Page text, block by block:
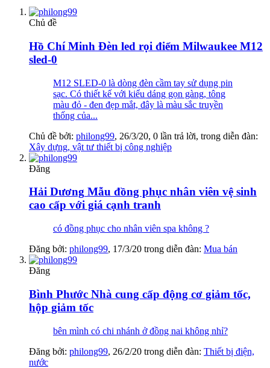
Chủ đề
Hồ Chí Minh Đèn led rọi điểm Milwaukee M12
sled-0
M12 SLED-0 là dòng đèn cầm tay sử dụng pin
sạc. Có thiết kế với kiểu dáng gọn gàng, tông
màu đỏ - đen đẹp mắt, đây là màu sắc truyền
thống của...
Chủ đề bởi: philong99, 26/3/20, 0 lần trả lời, trong diễn đàn:
Xây dựng, vật tư thiết bị công nghiệp
Đăng
Hải Dương Mẫu đồng phục nhân viên vệ sinh
cao cấp với giá cạnh tranh‎
có đồng phục cho nhân viên spa không ?
Đăng bởi: philong99, 17/3/20 trong diễn đàn: Mua bán
Đăng
Bình Phước Nhà cung cấp động cơ giảm tốc,
hộp giảm tốc
bên mình có chi nhánh ở đồng nai không nhỉ?
Đăng bởi: philong99, 26/2/20 trong diễn đàn: Thiết bị điện,
nước